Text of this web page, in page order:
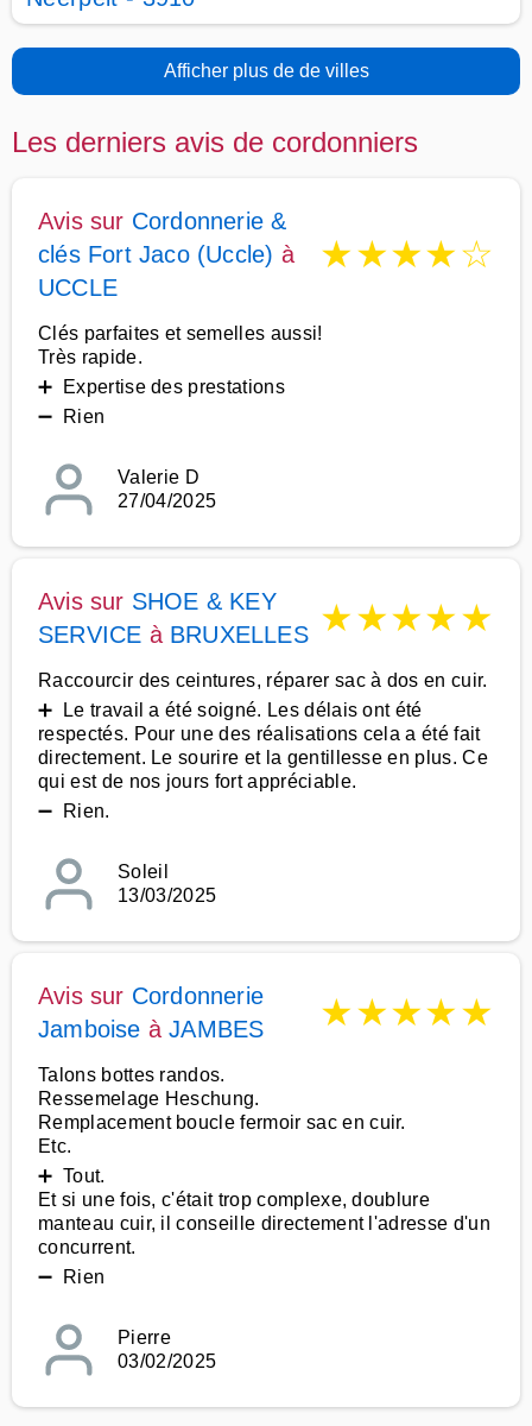
Afficher plus de de villes
Les derniers avis de cordonniers
Avis sur Cordonnerie &
clés Fort Jaco (Uccle) à
UCCLE
★★★★☆
Clés parfaites et semelles aussi!
Très rapide.
➕ Expertise des prestations
➖ Rien
Valerie D
27/04/2025
Avis sur SHOE & KEY
SERVICE à BRUXELLES ★★★★★
Raccourcir des ceintures, réparer sac à dos en cuir.
➕ Le travail a été soigné. Les délais ont été
respectés. Pour une des réalisations cela a été fait
directement. Le sourire et la gentillesse en plus. Ce
qui est de nos jours fort appréciable.
➖ Rien.
Soleil
13/03/2025
Avis sur Cordonnerie
Jamboise àJAMBES ★★★★★
Talons bottes randos.
Ressemelage Heschung.
Remplacement boucle fermoir sac en cuir.
Etc.
➕ Tout.
Et si une fois, c'était trop complexe, doublure
manteau cuir, il conseille directement l'adresse d'un
concurrent.
➖ Rien
Pierre
03/02/2025